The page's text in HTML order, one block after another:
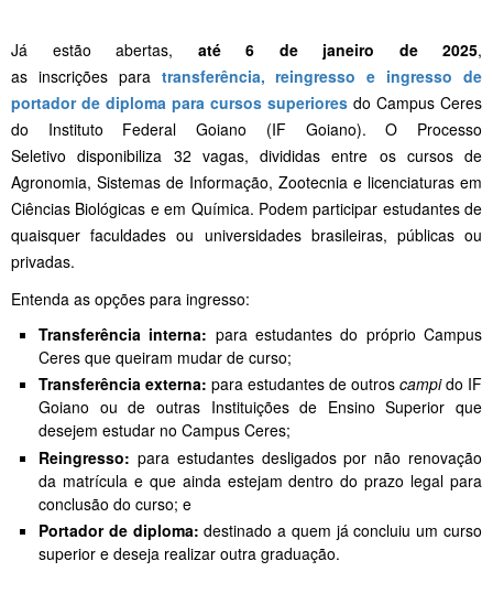
Já estão abertas, até 6 de janeiro de 2025,
as inscrições para transferência, reingresso e ingresso de
portador de diploma para cursos superiores do Campus Ceres
do Instituto Federal Goiano (IF Goiano). O Processo
Seletivo disponibiliza 32 vagas, divididas entre os cursos de
Agronomia, Sistemas de Informação, Zootecnia e licenciaturas em
Ciências Biológicas e em Química. Podem participar estudantes de
quaisquer faculdades ou universidades brasileiras, públicas ou
privadas.
Entenda as opções para ingresso:
Transferência interna: para estudantes do próprio Campus
Ceres que queiram mudar de curso;
Transferência externa: para estudantes de outros campido IF
Goiano ou de outras Instituições de Ensino Superior que
desejem estudar no Campus Ceres;
Reingresso: para estudantes desligados por não renovação
da matrícula e que ainda estejam dentro do prazo legal para
conclusão do curso; e
Portador de diploma: destinado a quem já concluiu um curso
superior e deseja realizar outra graduação.